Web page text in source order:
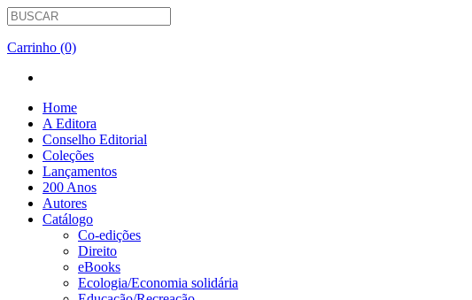
Carrinho (0)
Home
A Editora
Conselho Editorial
Coleções
Lançamentos
200 Anos
Autores
Catálogo
Co-edições
Direito
eBooks
Ecologia/Economia solidária